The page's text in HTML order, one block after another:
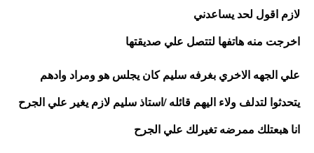
لازم اقول لحد يساعدني
اخرجت منه هاتفها لتتصل علي صديقتها
يتحدثوا لتدلف ولاء اليهم قائله /استاذ سليم لازم يغير علي الجرح
انا هبعتلك ممرضه تغيرلك علي الجرح